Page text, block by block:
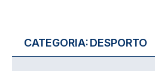
CATEGORIA:DESPORTO